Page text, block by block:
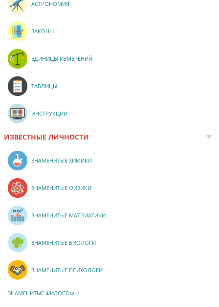
АСТРОНОМИЯ
ЗАКОНЫ
ЕДИНИЦЫ ИЗМЕРЕНИЙ
ТАБЛИЦЫ
ИНСТРУКЦИИ
ИЗВЕСТНЫЕ ЛИЧНОСТИ
ЗНАМЕНИТЫЕ ХИМИКИ
ЗНАМЕНИТЫЕ ФИЗИКИ
ЗНАМЕНИТЫЕ МАТЕМАТИКИ
ЗНАМЕНИТЫЕ БИОЛОГИ
ЗНАМЕНИТЫЕ ПСИХОЛОГИ
ЗНАМЕНИТЫЕ ФИЛОСОФЫ